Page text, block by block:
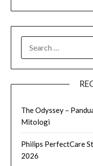
FOR:
The Odyssey –
Mitologi
Philips PerfectCare
2026